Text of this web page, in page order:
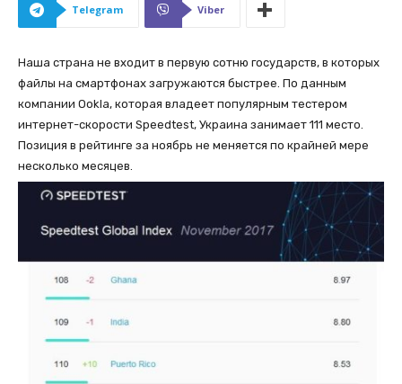
Telegram Viber
Наша страна не входит в первую сотню государств, в которых
файлы на смартфонах загружаются быстрее. По данным
компании Ookla, которая владеет популярным тестером
интернет-скорости Speedtest, Украина занимает 111 место.
Позиция в рейтинге за ноябрь не меняется по крайней мере
несколько месяцев.